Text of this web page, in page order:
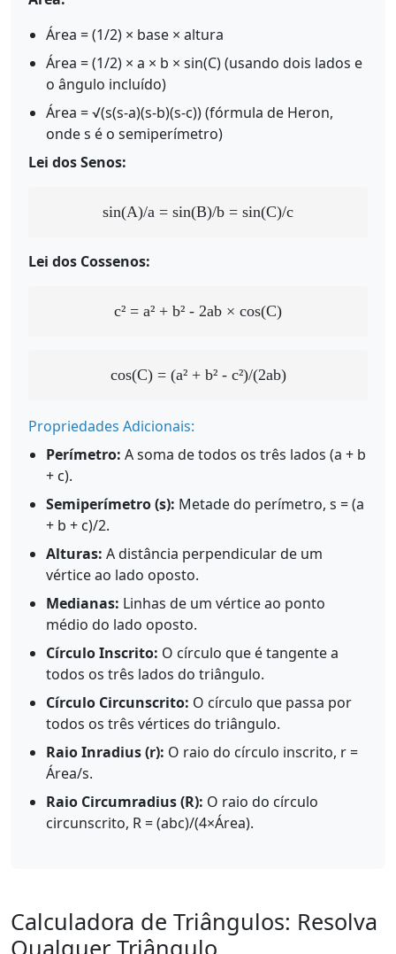
Área = (1/2) × base × altura
Área = (1/2) × a × b × sin(C) (usando dois lados e
o ângulo incluído)
Área = √(s(s-a)(s-b)(s-c)) (fórmula de Heron,
onde s é o semiperímetro)
Lei dos Senos:
sin(A)/a = sin(B)/b = sin(C)/c
Lei dos Cossenos:
c² = a² + b² - 2ab × cos(C)
cos(C) = (a² + b² - c²)/(2ab)
Propriedades Adicionais:
Perímetro: A soma de todos os três lados (a + b
+ c).
Semiperímetro (s): Metade do perímetro, s = (a
+ b + c)/2.
Alturas: A distância perpendicular de um
vértice ao lado oposto.
Medianas: Linhas de um vértice ao ponto
médio do lado oposto.
Círculo Inscrito: O círculo que é tangente a
todos os três lados do triângulo.
Círculo Circunscrito: O círculo que passa por
todos os três vértices do triângulo.
Raio Inradius (r): O raio do círculo inscrito, r =
Área/s.
Raio Circumradius (R): O raio do círculo
circunscrito, R = (abc)/(4×Área).
Calculadora de Triângulos: Resolva
Qualquer Triângulo